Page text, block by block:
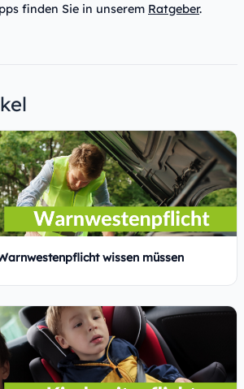
finden Sie in unserem Ratgeber.
wissen müssen